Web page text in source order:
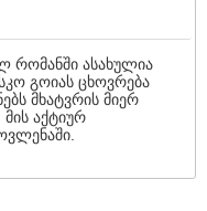
რომანში ასახულია
გოიას ცხოვრება
მხატვრის მიერ
აქტიურ